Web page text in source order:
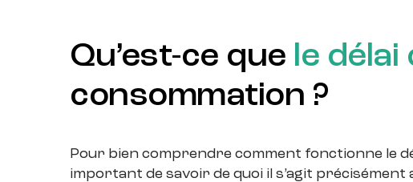
Qu’est-ce que le
consommation ?
Pour bien comprendre comment fonctionne le
important de savoir de quoi il s’agit précisément